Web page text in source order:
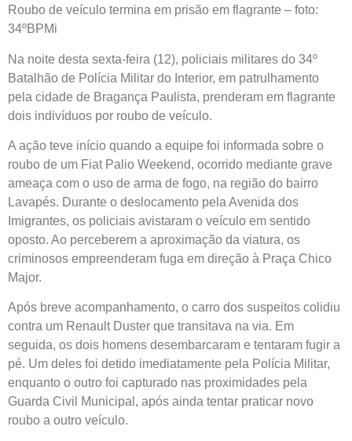
Roubo de veículo termina em prisão em flagrante – foto:
34ºBPMi
Na noite desta sexta-feira (12), policiais militares do 34º
Batalhão de Polícia Militar do Interior, em patrulhamento
pela cidade de Bragança Paulista, prenderam em flagrante
dois indivíduos por roubo de veículo.
A ação teve início quando a equipe foi informada sobre o
roubo de um Fiat Palio Weekend, ocorrido mediante grave
ameaça com o uso de arma de fogo, na região do bairro
Lavapés. Durante o deslocamento pela Avenida dos
Imigrantes, os policiais avistaram o veículo em sentido
oposto. Ao perceberem a aproximação da viatura, os
criminosos empreenderam fuga em direção à Praça Chico
Major.
Após breve acompanhamento, o carro dos suspeitos colidiu
contra um Renault Duster que transitava na via. Em
seguida, os dois homens desembarcaram e tentaram fugir a
pé. Um deles foi detido imediatamente pela Polícia Militar,
enquanto o outro foi capturado nas proximidades pela
Guarda Civil Municipal, após ainda tentar praticar novo
roubo a outro veículo.